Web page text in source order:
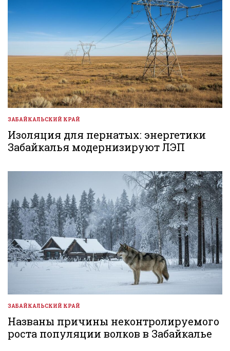
ОПУБЛИКОВАНО
В
ЗАБАЙКАЛЬСКИЙ КРАЙ
Изоляция для пернатых: энергетики
Забайкалья модернизируют ЛЭП
ОПУБЛИКОВАНО
В
ЗАБАЙКАЛЬСКИЙ КРАЙ
Названы причины неконтролируемого
роста популяции волков в Забайкалье